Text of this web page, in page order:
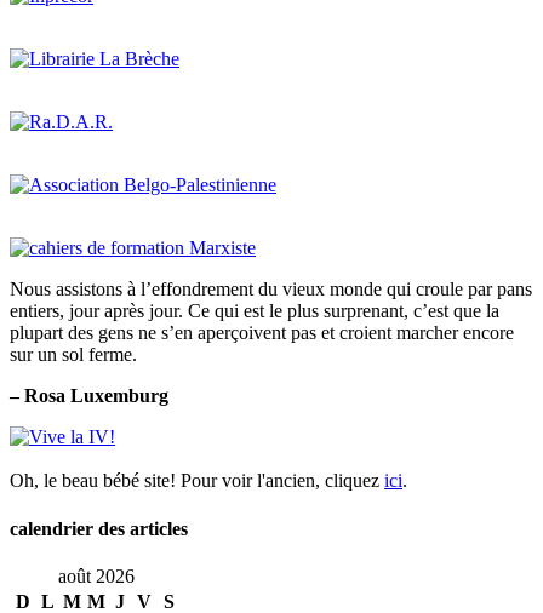
Nous assistons à l’effondrement du vieux monde qui croule par pans
entiers, jour après jour. Ce qui est le plus surprenant, c’est que la
plupart des gens ne s’en aperçoivent pas et croient marcher encore
sur un sol ferme.
– Rosa Luxemburg
Oh, le beau bébé site! Pour voir l'ancien, cliquez ici.
calendrier des articles
août 2026
D L M M J V S